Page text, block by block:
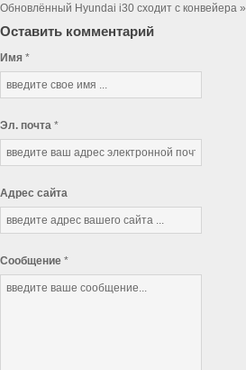
Обновлённый Hyundai i30 сходит с конвейера »
Оставить комментарий
Имя *
Эл. почта *
Адрес сайта
Сообщение *